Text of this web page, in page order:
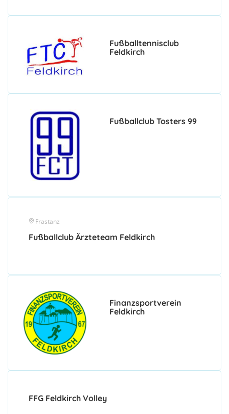
Fußballtennisclub
Feldkirch
Fußballclub Tosters 99
Frastanz
Fußballclub Ärzteteam Feldkirch
Finanzsportverein
Feldkirch
FFG Feldkirch Volley